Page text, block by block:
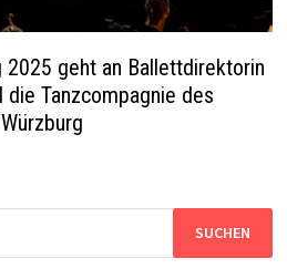
2025 geht an Ballettdirektorin
die Tanzcompagnie des